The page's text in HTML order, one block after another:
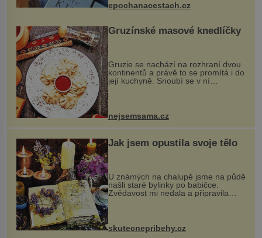
epochanacestach.cz
Gruzínské masové knedlíčky
Gruzie se nachází na rozhraní dvou
kontinentů a právě to se promítá i do
její kuchyně. Snoubí se v ní
evropské a asijské chutě a díky tomu
vznikají rozmanité a chuťově bohaté
pokrmy, které rozhodně st...
nejsemsama.cz
Jak jsem opustila svoje tělo
U známých na chalupě jsme na půdě
našli staré bylinky po babičce.
Zvědavost mi nedala a připravila
jsem si z nich lektvar… Zimní pobyt
na chalupě se pro mě vlastní vinou
změnil v děsivý zážitek, na kt...
skutecnepribehy.cz